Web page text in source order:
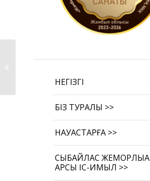
НЕГІЗГІ
БІЗ ТУРАЛЫ >>
НАУҚАСТАРҒА >>
СЫБАЙЛАС ЖЕМҚОРЛЫҚҚА
ҚАРСЫ ІС-ҚИМЫЛ >>